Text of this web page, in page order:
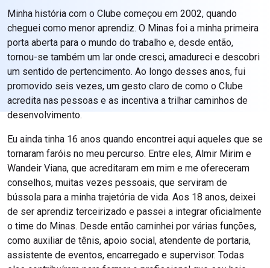
Minha história com o Clube começou em 2002, quando
cheguei como menor aprendiz. O Minas foi a minha primeira
porta aberta para o mundo do trabalho e, desde então,
tornou-se também um lar onde cresci, amadureci e descobri
um sentido de pertencimento. Ao longo desses anos, fui
promovido seis vezes, um gesto claro de como o Clube
acredita nas pessoas e as incentiva a trilhar caminhos de
desenvolvimento.
Eu ainda tinha 16 anos quando encontrei aqui aqueles que se
tornaram faróis no meu percurso. Entre eles, Almir Mirim e
Wandeir Viana, que acreditaram em mim e me ofereceram
conselhos, muitas vezes pessoais, que serviram de
bússola para a minha trajetória de vida. Aos 18 anos, deixei
de ser aprendiz terceirizado e passei a integrar oficialmente
o time do Minas. Desde então caminhei por várias funções,
como auxiliar de tênis, apoio social, atendente de portaria,
assistente de eventos, encarregado e supervisor. Todas